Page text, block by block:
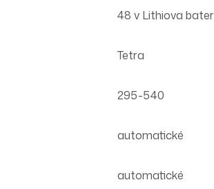
48 v Lithiova
Tetra
295-540
automatické
automatické